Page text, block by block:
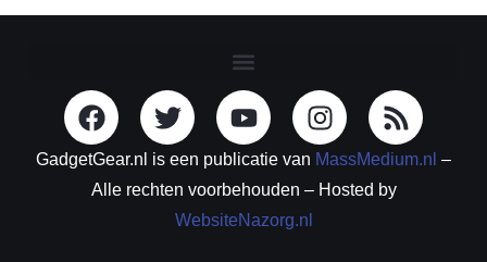
GadgetGear.nl is een publicatie van MassMedium.nl –
Alle rechten voorbehouden – Hosted by
WebsiteNazorg.nl